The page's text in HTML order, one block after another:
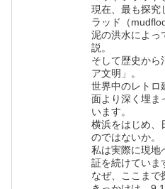
現在、最も探究
ラッド（
泥の洪水によっ
説。
そして歴史から
ア文明」。
世界中のレトロ
面より深く埋ま
います。
横浜をはじめ、
のではないか。
私は実際に現地
証を続けていま
なぜ、ここまで